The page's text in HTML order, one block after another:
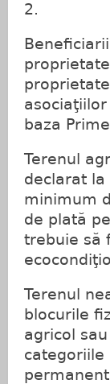
2.
baza
Terenul
declarat la
minimum
de plată
trebuie să
Terenul
blocurile
agricol
categoriile